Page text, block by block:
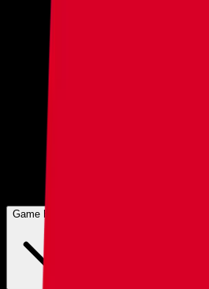
Game Hosting